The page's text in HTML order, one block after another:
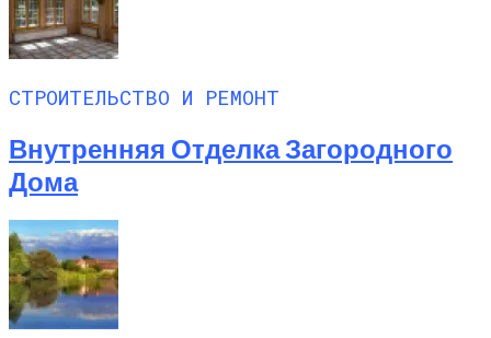
СТРОИТЕЛЬСТВО И РЕМОНТ
Внутренняя Отделка Загородного
Дома